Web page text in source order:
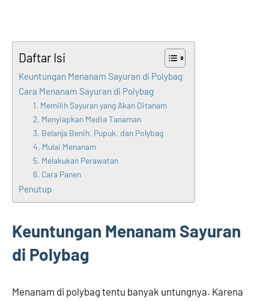
Daftar Isi
Keuntungan Menanam Sayuran di Polybag
Cara Menanam Sayuran di Polybag
1. Memilih Sayuran yang Akan Ditanam
2. Menyiapkan Media Tanaman
3. Belanja Benih, Pupuk, dan Polybag
4. Mulai Menanam
5. Melakukan Perawatan
6. Cara Panen
Penutup
Keuntungan Menanam Sayuran
di Polybag
Menanam di polybag tentu banyak untungnya. Karena